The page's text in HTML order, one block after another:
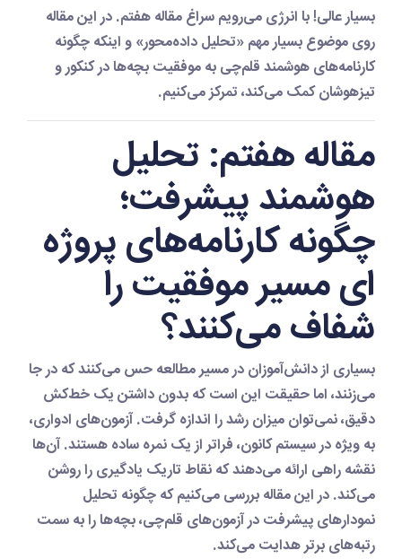
بسیار عالی! با انرژی می‌رویم سراغمقاله هفتم. در این مقاله
روی موضوع بسیار مهم«تحلیل داده‌محور»و اینکه چگونه
کارنامه‌های هوشمند قلم‌چی به موفقیت بچه‌ها در کنکور و
تیزهوشان کمک می‌کند، تمرکز می‌کنیم.
مقاله هفتم: تحلیل
هوشمند پیشرفت؛
چگونه کارنامه‌های پروژه
ای مسیر موفقیت را
شفاف می‌کنند؟
بسیاری از دانش‌آموزان در مسیر مطالعه حس می‌کنند که در جا
می‌زنند، اما حقیقت این است که بدون داشتن یک خط‌کش
دقیق، نمی‌توان میزان رشد را اندازه گرفت.آزمون‌های ادواری،
به ویژه در سیستم کانون، فراتر از یک نمره ساده هستند. آن‌ها
نقشه راهی ارائه می‌دهند که نقاط تاریک یادگیری را روشن
می‌کند. در این مقاله بررسی می‌کنیم که چگونه تحلیل
نمودارهای پیشرفت در آزمون‌های قلم‌چی، بچه‌ها را به سمت
رتبه‌های برتر هدایت می‌کند.